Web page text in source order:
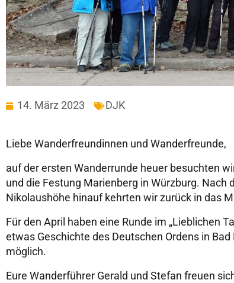
14. März 2023 DJK
Liebe Wanderfreundinnen und Wanderfreunde,
auf der ersten Wanderrunde heuer besuchten
und die Festung Marienberg in Würzburg. Nach
Nikolaushöhe hinauf kehrten wir zurück in das
Für den April haben eine Runde im „Lieblichen
etwas Geschichte des Deutschen Ordens in
möglich.
Eure Wanderführer Gerald und Stefan freuen